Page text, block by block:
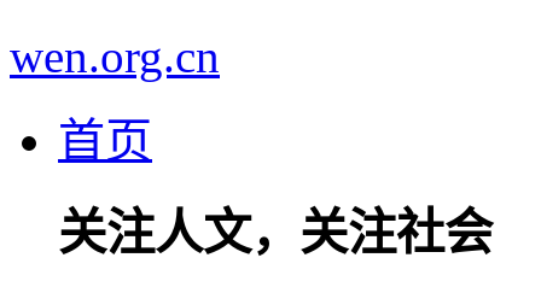
wen.org.cn
首页
关注人文，关注社会